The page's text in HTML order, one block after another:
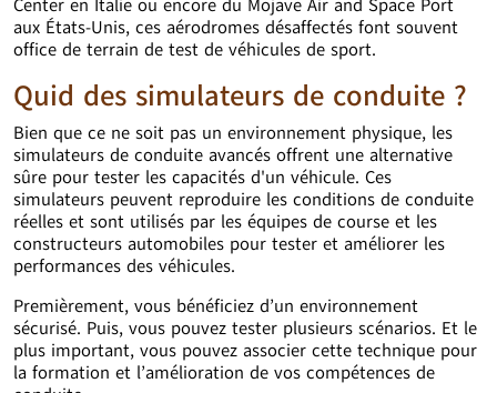
Center en Italie ou encore du Mojave Air and Space Port
aux États-Unis, ces aérodromes désaffectés font souvent
office de terrain de test de véhicules de sport.
Quid des simulateurs de conduite ?
Bien que ce ne soit pas un environnement physique, les
simulateurs de conduite avancés offrent une alternative
sûre pour tester les capacités d'un véhicule. Ces
simulateurs peuvent reproduire les conditions de conduite
réelles et sont utilisés par les équipes de course et les
constructeurs automobiles pour tester et améliorer les
performances des véhicules.
Premièrement, vous bénéficiez d’un environnement
sécurisé. Puis, vous pouvez tester plusieurs scénarios. Et le
plus important, vous pouvez associer cette technique pour
la formation et l’amélioration de vos compétences de